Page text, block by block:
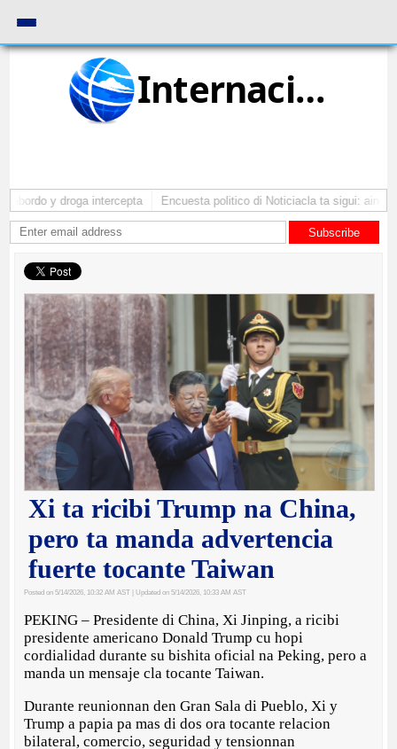
Internacional
y droga intercepta Encuesta politico di Noticiacla ta sigui: ainda
Subscribe
Xi ta ricibi Trump na China,
pero ta manda advertencia
fuerte tocante Taiwan
Posted on 5/14/2026, 10:32 AM AST | Updated on 5/14/2026, 10:33 AM AST
PEKING – Presidente di China, Xi Jinping, a ricibi
presidente americano Donald Trump cu hopi
cordialidad durante su bishita oficial na Peking, pero a
manda un mensaje cla tocante Taiwan.
Durante reunionnan den Gran Sala di Pueblo, Xi y
Trump a papia pa mas di dos ora tocante relacion
bilateral, comercio, seguridad y tensionnan